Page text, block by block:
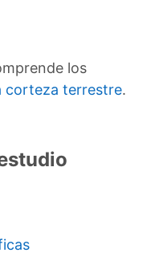
los
corteza terrestre.